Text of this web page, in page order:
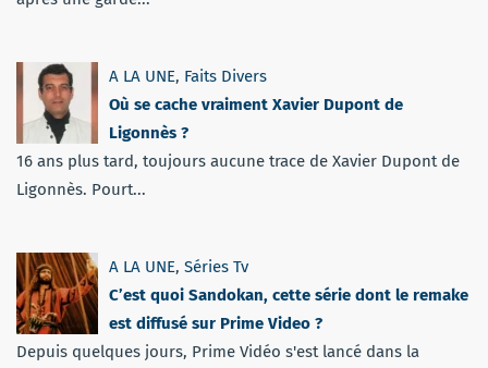
A LA UNE, Faits Divers
Où se cache vraiment Xavier Dupont de
Ligonnès ?
16 ans plus tard, toujours aucune trace de Xavier Dupont de
Ligonnès. Pourt...
A LA UNE, Séries Tv
C’est quoi Sandokan, cette série dont le remake
est diffusé sur Prime Video ?
Depuis quelques jours, Prime Vidéo s'est lancé dans la